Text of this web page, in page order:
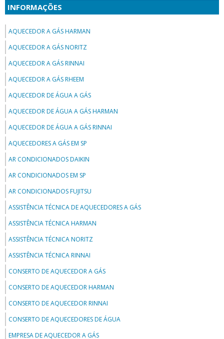
INFORMAÇÕES
AQUECEDOR A GÁS HARMAN
AQUECEDOR A GÁS NORITZ
AQUECEDOR A GÁS RINNAI
AQUECEDOR A GÁS RHEEM
AQUECEDOR DE ÁGUA A GÁS
AQUECEDOR DE ÁGUA A GÁS HARMAN
AQUECEDOR DE ÁGUA A GÁS RINNAI
AQUECEDORES A GÁS EM SP
AR CONDICIONADOS DAIKIN
AR CONDICIONADOS EM SP
AR CONDICIONADOS FUJITSU
ASSISTÊNCIA TÉCNICA DE AQUECEDORES A GÁS
ASSISTÊNCIA TÉCNICA HARMAN
ASSISTÊNCIA TÉCNICA NORITZ
ASSISTÊNCIA TÉCNICA RINNAI
CONSERTO DE AQUECEDOR A GÁS
CONSERTO DE AQUECEDOR HARMAN
CONSERTO DE AQUECEDOR RINNAI
CONSERTO DE AQUECEDORES DE ÁGUA
EMPRESA DE AQUECEDOR A GÁS